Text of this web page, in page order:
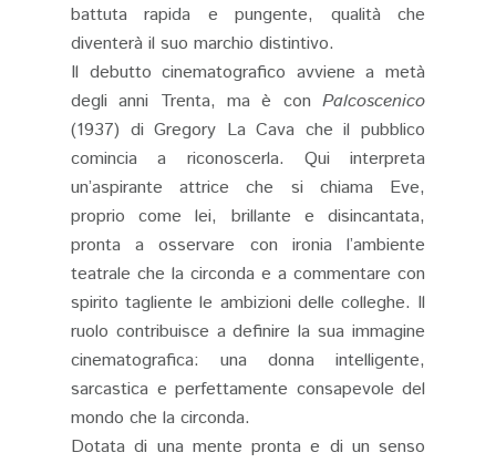
battuta rapida e pungente, qualità che
diventerà il suo marchio distintivo.
Il debutto cinematografico avviene a metà
degli anni Trenta, ma è con Palcoscenico
(1937) di Gregory La Cava che il pubblico
comincia a riconoscerla. Qui interpreta
un’aspirante attrice che si chiama Eve,
proprio come lei, brillante e disincantata,
pronta a osservare con ironia l’ambiente
teatrale che la circonda e a commentare con
spirito tagliente le ambizioni delle colleghe. Il
ruolo contribuisce a definire la sua immagine
cinematografica: una donna intelligente,
sarcastica e perfettamente consapevole del
mondo che la circonda.
Dotata di una mente pronta e di un senso